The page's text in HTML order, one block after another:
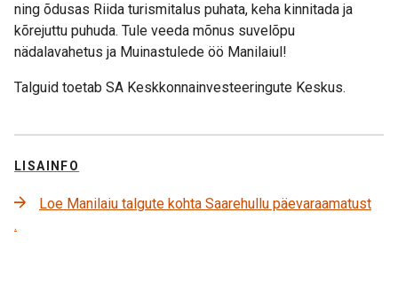
ning õdusas Riida turismitalus puhata, keha kinnitada ja
kõrejuttu puhuda. Tule veeda mõnus suvelõpu
nädalavahetus ja Muinastulede öö Manilaiul!
Talguid toetab SA Keskkonnainvesteeringute Keskus.
LISAINFO
Loe Manilaiu talgute kohta Saarehullu päevaraamatust
.